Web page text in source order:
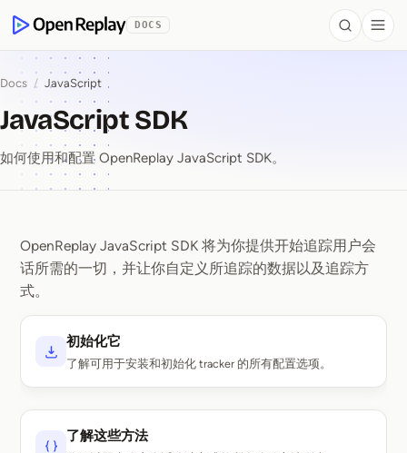
OpenReplay
DOCS Search
Docs / JavaScript
JavaScript SDK
如何使用和配置 OpenReplay JavaScript SDK。
JavaScript SDK
OpenReplay JavaScript SDK 将为你提供开始追踪用户会
话所需的一切，并让你自定义所追踪的数据以及追踪方
式。
初始化它
了解可用于安装和初始化 tracker 的所有配置选项。
了解这些方法